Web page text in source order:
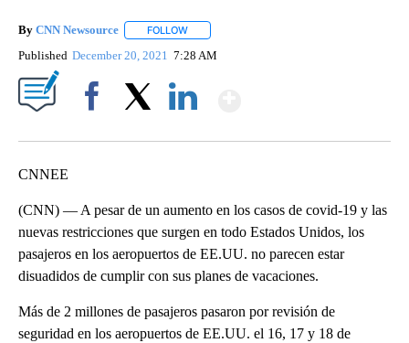
By CNN Newsource FOLLOW
Published December 20, 2021 7:28 AM
CNNEE
(CNN) — A pesar de un aumento en los casos de covid-19 y las
nuevas restricciones que surgen en todo Estados Unidos, los
pasajeros en los aeropuertos de EE.UU. no parecen estar
disuadidos de cumplir con sus planes de vacaciones.
Más de 2 millones de pasajeros pasaron por revisión de
seguridad en los aeropuertos de EE.UU. el 16, 17 y 18 de